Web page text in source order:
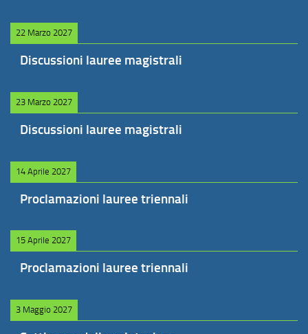
22 Marzo 2027
Discussioni lauree magistrali
23 Marzo 2027
Discussioni lauree magistrali
14 Aprile 2027
Proclamazioni lauree triennali
15 Aprile 2027
Proclamazioni lauree triennali
3 Maggio 2027